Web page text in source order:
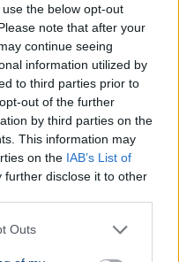
the below opt-out
note that after your
continue seeing
information utilized by
to third parties prior to
out of the further
by third parties on the
This information may
on the IAB’s List of
further disclose it to other
Outs
– Borsa Miklós
elbukott